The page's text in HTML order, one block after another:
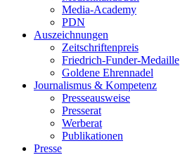
Media-Academy
PDN
Auszeichnungen
Zeitschriftenpreis
Friedrich-Funder-Medaille
Goldene Ehrennadel
Journalismus & Kompetenz
Presseausweise
Presserat
Werberat
Publikationen
Presse